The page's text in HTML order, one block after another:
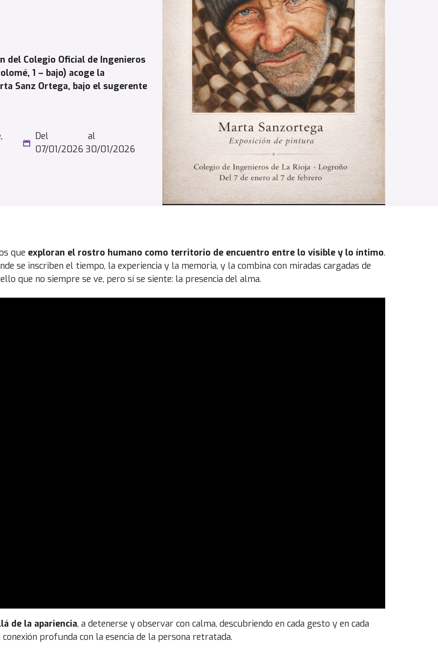
del Colegio Oficial de Ingenieros
1 – bajo) acoge la
Sanz Ortega, bajo el sugerente
Del
07/01/2026
al
30/01/2026
que exploran el rostro humano como territorio de encuentro entre lo visible y lo íntimo.
se inscriben el tiempo, la experiencia y la memoria, y la combina con miradas cargadas de
que no siempre se ve, pero sí se siente: la presencia del alma.
de la apariencia, a detenerse y observar con calma, descubriendo en cada gesto y en cada
profunda con la esencia de la persona retratada.